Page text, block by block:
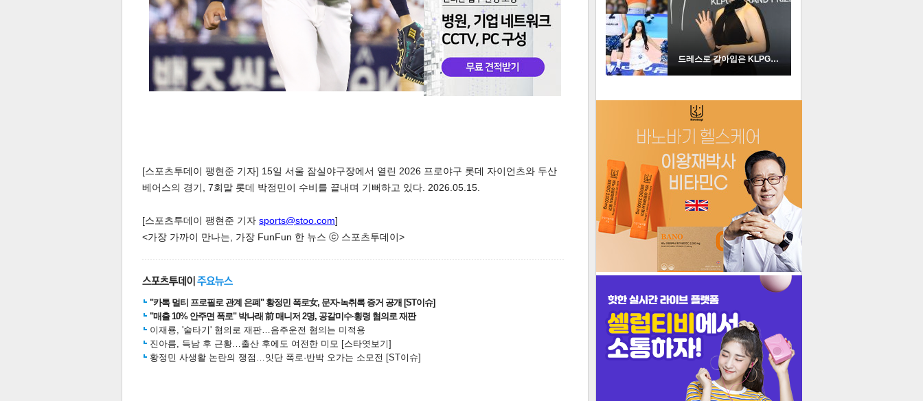
페이 트위 밴드 네이
댓글 텍스 텍스 url 복 인쇄
[스포츠투데이 팽현준 기자] 15일 서울 잠실야구장에서 열린 2026 프로야구 롯데 자이언츠와 두산
베어스의 경기, 7회말 롯데 박정민이 수비를 끝내며 기뻐하고 있다. 2026.05.15.
[스포츠투데이 팽현준 기자 sports@stoo.com]
<가장 가까이 만나는, 가장 FunFun 한 뉴스 ⓒ 스포츠투데이>
"카톡 멀티 프로필로 관계 은폐" 황정민 폭로女, 문자·녹취록 증거 공개 [ST이슈]
"매출 10% 안주면 폭로" 박나래 前 매니저 2명, 공갈미수·횡령 혐의로 재판
이재룡, '술타기' 혐의로 재판…음주운전 혐의는 미적용
진아름, 득남 후 근황…출산 후에도 여전한 미모 [스타엿보기]
황정민 사생활 논란의 쟁점…잇단 폭로·반박 오가는 소모전 [ST이슈]
2
더보기
인기포토
드레스로 갈아입은 KLPGA …